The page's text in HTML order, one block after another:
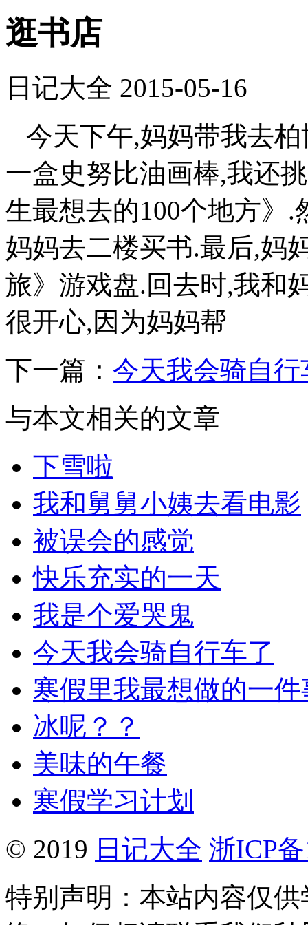
逛书店
日记大全 2015-05-16
今天下午,妈妈带我去
一盒史努比油画棒,我还
生最想去的100个地方》
妈妈去二楼买书.最后,妈
旅》游戏盘.回去时,我和
很开心,因为妈妈帮
下一篇： 今天我会骑自行
与本文相关的文章
下雪啦
我和舅舅小姨去看电影
被误会的感觉
快乐充实的一天
我是个爱哭鬼
今天我会骑自行车了
寒假里我最想做的一件
冰呢？？
美味的午餐
寒假学习计划
© 2019 日记大全 浙ICP
特别声明：本站内容仅